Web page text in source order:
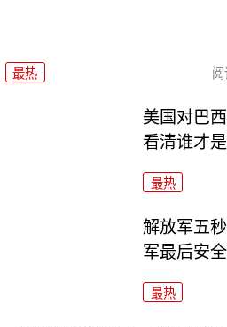
最热
美国对巴
看清谁才
最热
解放军五
军最后安
最热